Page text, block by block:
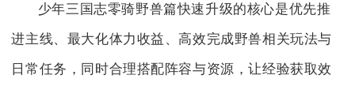
少年三国志零骑野兽篇快速升级的核心是优先推
进主线、最大化体力收益、高效完成野兽相关玩法与
日常任务，同时合理搭配阵容与资源，让经验获取效